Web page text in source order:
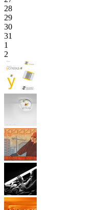
28
29
30
31
1
2